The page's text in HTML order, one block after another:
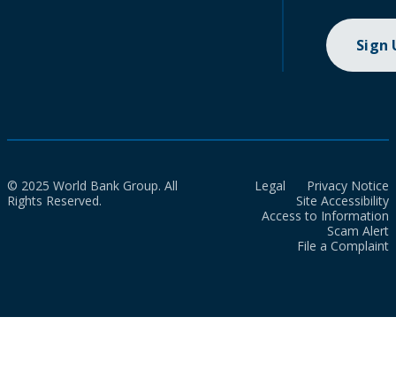
Sign
© 2025 World Bank Group. All
Rights Reserved.
Legal
Privacy Notice
Site Accessibility
Access to Information
Scam Alert
File a Complaint